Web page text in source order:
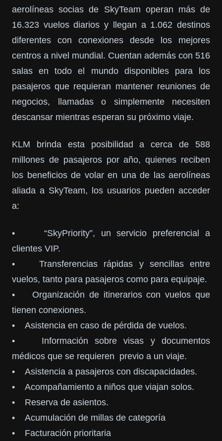
aerolíneas socias de SkyTeam operan más de
16.323 vuelos diarios y llegan a 1.062 destinos
diferentes con conexiones desde los mejores
centros a nivel mundial. Cuentan además con 516
salas en todo el mundo disponibles para los
pasajeros que requieran mantener reuniones de
negocios, llamadas o simplemente necesiten
descansar mientras esperan su próximo viaje.
KLM brinda esta posibilidad a cerca de 588
millones de pasajeros por año, quienes reciben
los beneficios de volar en una de las aerolíneas
aliada a SkyTeam, los usuarios pueden acceder
a:
• “SkyPriority”, un servicio preferencial a
clientes VIP.
• Transferencias rápidas y sencillas entre
vuelos, tanto para pasajeros como para equipaje.
• Organización de itinerarios con vuelos que
tienen conexiones.
• Asistencia en caso de pérdida de vuelos.
• Información sobre visas y documentos
médicos que se requieren previo a un viaje.
• Asistencia a pasajeros con discapacidades.
• Acompañamiento a niños que viajan solos.
• Reserva de asientos.
• Acumulación de millas de categoría
• Facturación prioritaria